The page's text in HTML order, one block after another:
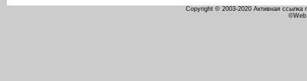
Copyright © 2003-2020 Активная ссылка